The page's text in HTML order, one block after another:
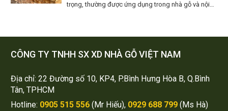
trọng, thường được ứng dụng trong nhà gỗ và nội
CÔNG TY TNHH SX XD NHÀ GỖ VIỆT NAM
Địa chỉ: 22 Đường số 10, KP4, P.Bình Hưng Hòa B, Q.Bình
Tân, TPHCM
Hotline: 0905 515 556(Mr Hiếu), 0929 688 799(Ms Hà)